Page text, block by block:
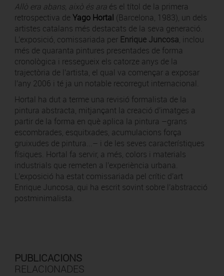
Allò era abans, això és araés el títol de la primera
retrospectiva de Yago Hortal (Barcelona, 1983), un dels
artistes catalans més destacats de la seva generació.
L'exposició, comissariada per Enrique Juncosa, inclou
més de quaranta pintures presentades de forma
cronològica i ressegueix els catorze anys de la
trajectòria de l'artista, el qual va començar a exposar
l'any 2006 i té ja un notable recorregut internacional.
Hortal ha dut a terme una revisió formalista de la
pintura abstracta, mitjançant la creació d'imatges a
partir de la forma en què aplica la pintura –grans
escombrades, esquitxades, acumulacions força
gruixudes de pintura...– i de les seves característiques
físiques. Hortal fa servir, a més, colors i materials
industrials que remeten a l'experiència urbana.
L'exposició ha estat comissariada pel crític d'art
Enrique Juncosa, qui ha escrit sovint sobre l'abstracció
postminimalista.
PUBLICACIONS
RELACIONADES